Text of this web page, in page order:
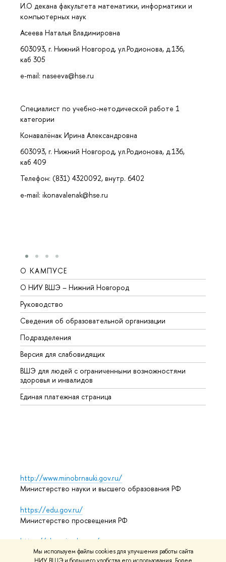
Мы используем файлы cookies для улучшения работы сайта
И.О декана факультета математики, информатики и
компьютерных наук
Асеева Наталья Владимировна
603093, г. Нижний Новгород, ул.Родионова, д.136,
каб 305
e-mail: naseeva@hse.ru
Специалист по учебно-методической работе 1
категории
Конавалёнак Ирина Александровна
603093, г. Нижний Новгород, ул.Родионова, д.136,
каб 409
Телефон: (831) 4320092, внутр. 6402
e-mail: ikonavalenak@hse.ru
О КАМПУСЕ
О НИУ ВШЭ – Нижний Новгород
Руководство
Сведения об образовательной организации
Подразделения
Версия для слабовидящих
ВШЭ для людей с ограниченными возможностями
здоровья и инвалидов
Единая платежная страница
http://www.minobrnauki.gov.ru/
Министерство науки и высшего образования РФ
https://edu.gov.ru/
Министерство просвещения РФ
https://elearning.hse.ru/mooc
Массовые открытые онлайн-курсы